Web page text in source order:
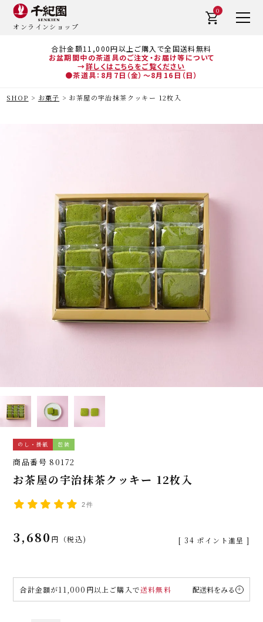
合計金額11,000円以上ご購入で全国送料無料
お盆期間中の茶道具のご注文・お届け等について
→詳しくはこちらをご覧ください
●茶道具：8月7日（金）～8月16日（日）
オンラインショップ
0
SHOP お菓子 お茶屋の宇治抹茶クッキー 12枚入
のし・掛紙 包装
商品番号 80172
お茶屋の宇治抹茶クッキー 12枚入
2件
3,680 税込 [ 34 ポイント進呈 ]
合計金額が11,000円以上ご購入で送料無料 配送料をみる